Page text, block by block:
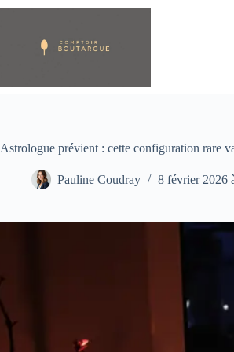
Passer
Astrologue prévient : cette configuration rare
Pauline Coudray 8 février 2026